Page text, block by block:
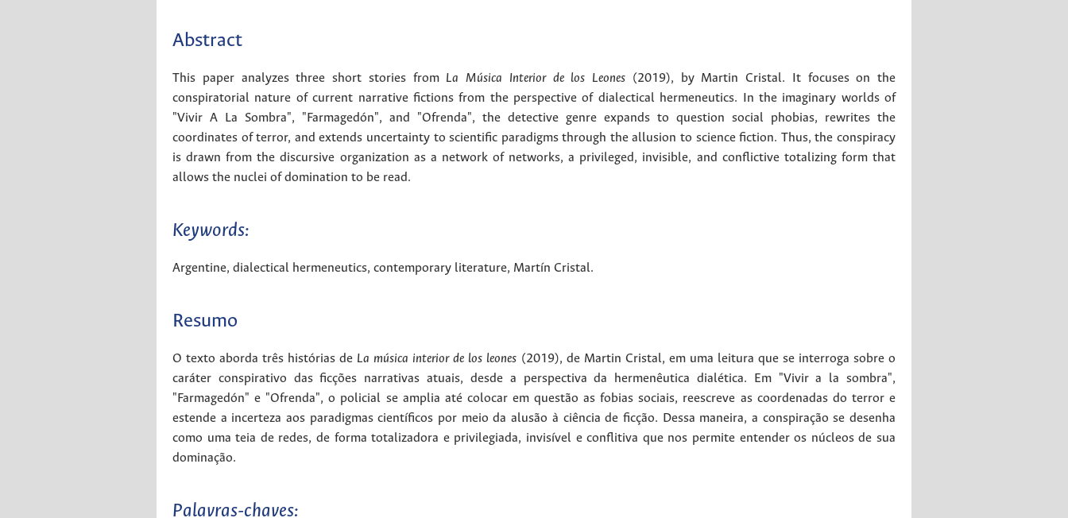
Abstract
This paper analyzes three short stories from La Música Interior de los Leones (2019), by Martin Cristal. It focuses on the
conspiratorial nature of current narrative fictions from the perspective of dialectical hermeneutics. In the imaginary worlds of
"Vivir A La Sombra", "Farmagedón", and "Ofrenda", the detective genre expands to question social phobias, rewrites the
coordinates of terror, and extends uncertainty to scientific paradigms through the allusion to science fiction. Thus, the conspiracy
is drawn from the discursive organization as a network of networks, a privileged, invisible, and conflictive totalizing form that
allows the nuclei of domination to be read.
Keywords:
Argentine, dialectical hermeneutics, contemporary literature, Martín Cristal.
Resumo
O texto aborda três histórias de La música interior de los leones (2019), de Martin Cristal, em uma leitura que se interroga sobre o
caráter conspirativo das ficções narrativas atuais, desde a perspectiva da hermenêutica dialética. Em "Vivir a la sombra",
"Farmagedón" e "Ofrenda", o policial se amplia até colocar em questão as fobias sociais, reescreve as coordenadas do terror e
estende a incerteza aos paradigmas científicos por meio da alusão à ciência de ficção. Dessa maneira, a conspiração se desenha
como uma teia de redes, de forma totalizadora e privilegiada, invisível e conflitiva que nos permite entender os núcleos de sua
dominação.
Palavras-chaves: